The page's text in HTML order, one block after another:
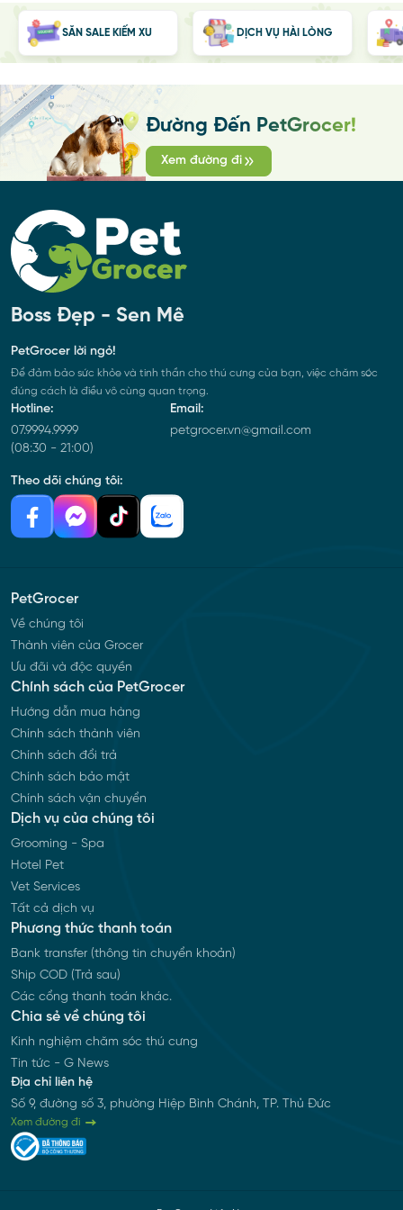
SĂN SALE KIẾM XU DỊCH VỤ HÀI LÒNG
Đường Đến PetGrocer!
Xem đường đi
Boss Đẹp - Sen Mê
PetGrocer lời ngỏ!
Để đảm bảo sức khỏe và tinh thần cho thú cưng của bạn, việc chăm sóc
đúng cách là điều vô cùng quan trọng.
Hotline:
07.9994.9999
(08:30 - 21:00)
Email:
petgrocer.vn@gmail.com
Theo dõi chúng tôi:
PetGrocer
Về chúng tôi
Thành viên của Grocer
Ưu đãi và độc quyền
Chính sách của PetGrocer
Hướng dẫn mua hàng
Chính sách thành viên
Chính sách đổi trả
Chính sách bảo mật
Chính sách vận chuyển
Dịch vụ của chúng tôi
Grooming - Spa
Hotel Pet
Vet Services
Tất cả dịch vụ
Phương thức thanh toán
Bank transfer (thông tin chuyển khoản)
Ship COD (Trả sau)
Các cổng thanh toán khác.
Chia sẻ về chúng tôi
Kinh nghiệm chăm sóc thú cưng
Tin tức - G News
Địa chỉ liên hệ
Số 9, đường số 3, phường Hiệp Bình Chánh, TP. Thủ Đức
Xem đường đi